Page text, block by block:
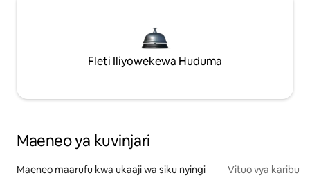
Fleti Iliyowekewa Huduma
Maeneo ya kuvinjari
Maeneo maarufu kwa ukaaji wa siku nyingi Vituo vya karibu